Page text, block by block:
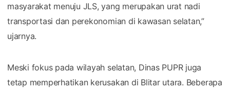
masyarakat menuju JLS, yang merupakan urat nadi
transportasi dan perekonomian di kawasan selatan,”
ujarnya.
Meski fokus pada wilayah selatan, Dinas PUPR juga
tetap memperhatikan kerusakan di Blitar utara. Beberapa